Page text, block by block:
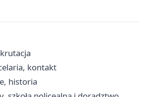
kontakt
historia